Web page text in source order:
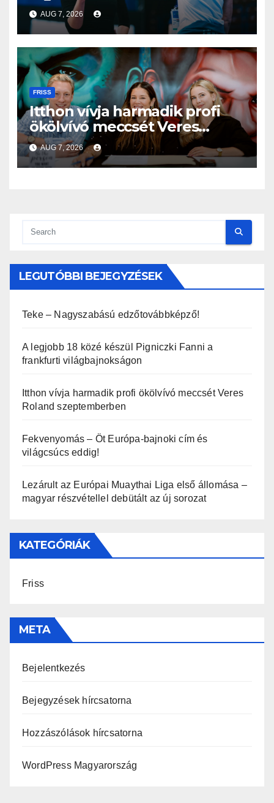
világbajnokságon
AUG 7, 2026
FRISS
Itthon vívja harmadik profi
ökölvívó meccsét Veres
Roland szeptemberben
AUG 7, 2026
LEGUTÓBBI BEJEGYZÉSEK
Teke – Nagyszabású edzőtovábbképző!
A legjobb 18 közé készül Pigniczki Fanni a
frankfurti világbajnokságon
Itthon vívja harmadik profi ökölvívó meccsét Veres
Roland szeptemberben
Fekvenyomás – Öt Európa-bajnoki cím és
világcsúcs eddig!
Lezárult az Európai Muaythai Liga első állomása –
magyar részvétellel debütált az új sorozat
KATEGÓRIÁK
Friss
META
Bejelentkezés
Bejegyzések hírcsatorna
Hozzászólások hírcsatorna
WordPress Magyarország